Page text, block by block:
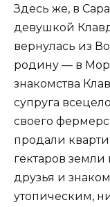
Здесь же, в
девушкой
вернулась из
родину — в
знакомства
супруга
своего
продали
гектаров
друзья и
утопическим,